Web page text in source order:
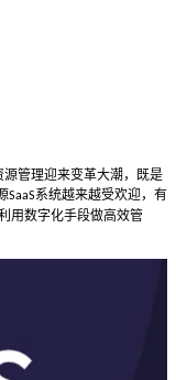
管理迎来变革大潮，既是
SaaS系统越来越受欢迎，有
用数字化手段做高效管